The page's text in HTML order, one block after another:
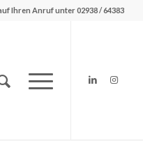
Ihren Anruf unter 02938 / 64383